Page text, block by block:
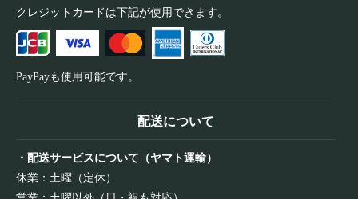
クレジットカードは下記が使用できます。
PayPayも使用可能です。
配送について
・配送サービスについて（ヤマト運輸）
休業：土曜（定休）